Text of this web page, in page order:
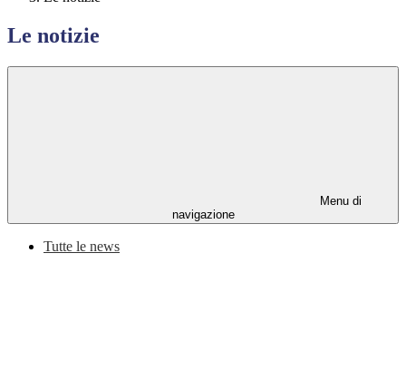
Le notizie
Menu di
navigazione
Tutte le news